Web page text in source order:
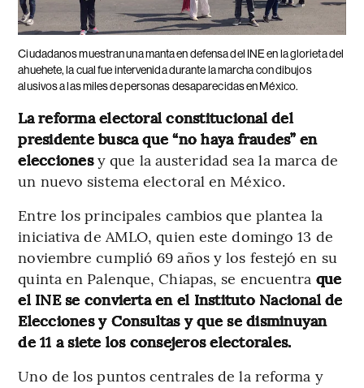
Ciudadanos muestran una manta en defensa del INE en la glorieta del
ahuehete, la cual fue intervenida durante la marcha con dibujos
alusivos a las miles de personas desaparecidas en México.
La reforma electoral constitucional del
presidente busca que “no haya fraudes” en
eleccionesy que la austeridad sea la marca de
un nuevo sistema electoral en México.
Entre los principales cambios que plantea la
iniciativa de AMLO, quien este domingo 13 de
noviembre cumplió 69 años y los festejó en su
quinta en Palenque, Chiapas, se encuentra que
el INE se convierta en el Instituto Nacional de
Elecciones y Consultas y que se disminuyan
de 11 a siete los consejeros electorales.
Uno de los puntos centrales de la reforma y